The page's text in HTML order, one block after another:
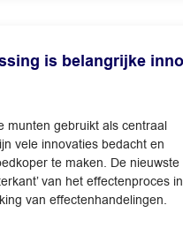
is belangrijke
munten gebruikt als centraal
vele innovaties bedacht en
te maken. De nieuwste
van het effectenproces in
van effectenhandelingen.